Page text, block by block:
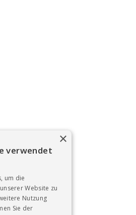
×
verwendet
um die
Website zu
Nutzung
Sie der